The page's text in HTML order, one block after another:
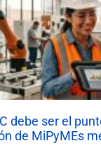
debe ser el
de MiPyMEs